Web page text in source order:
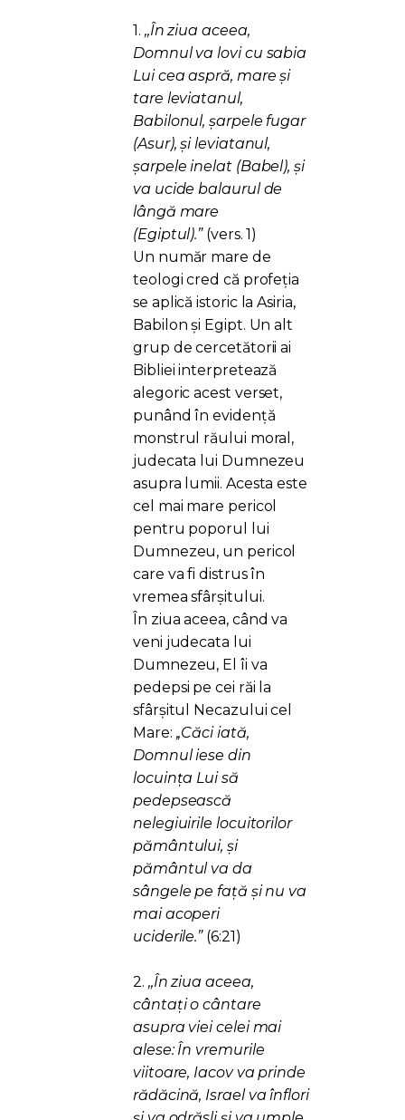
1. ,,În ziua aceea,
Domnul va lovi cu sabia
Lui cea aspră, mare şi
tare leviatanul,
Babilonul, şarpele fugar
(Asur), şi leviatanul,
şarpele inelat (Babel), şi
va ucide balaurul de
lângă mare
(Egiptul).”(vers. 1)
Un număr mare de
teologi cred că profeția
se aplică istoric la Asiria,
Babilon și Egipt. Un alt
grup de cercetătorii ai
Bibliei interpretează
alegoric acest verset,
punând în evidență
monstrul răului moral,
judecata lui Dumnezeu
asupra lumii. Acesta este
cel mai mare pericol
pentru poporul lui
Dumnezeu, un pericol
care va fi distrus în
vremea sfârșitului.
În ziua aceea, când va
veni judecata lui
Dumnezeu, El îi va
pedepsi pe cei răi la
sfârșitul Necazului cel
Mare: ,,Căci iată,
Domnul iese din
locuinţa Lui să
pedepsească
nelegiuirile locuitorilor
pământului, şi
pământul va da
sângele pe faţă şi nu va
mai acoperi
uciderile.” (6:21)
2. ,,În ziua aceea,
cântaţi o cântare
asupra viei celei mai
alese: În vremurile
viitoare, Iacov va prinde
rădăcină, Israel va înflori